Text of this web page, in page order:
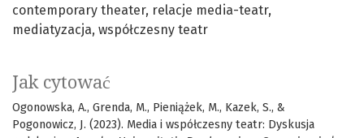
contemporary theater relacje media-teatr
mediatyzacja współczesny teatr
Jak cytować
Ogonowska, A., Grenda, M., Pieniążek, M., Kazek, S., &
Pogonowicz, J. (2023). Media i współczesny teatr: Dyskusja